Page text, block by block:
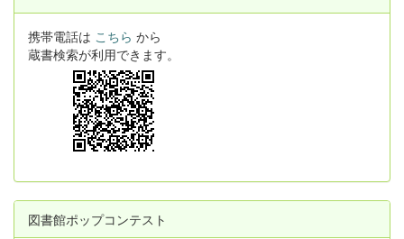
携帯電話は こちら から
蔵書検索が利用できます。
図書館ポップコンテスト